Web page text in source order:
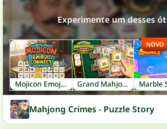
Experimente um desses
Mojicon Emoji Connect Grand Mahjong Connect Marble
NOVO
Mahjong Crimes - Puzzle Story